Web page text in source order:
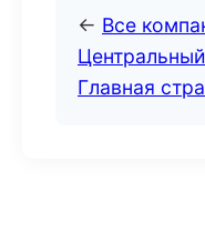
← Все
Главная